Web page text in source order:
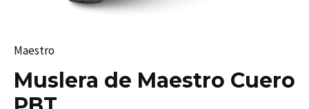
Maestro
Muslera de Maestro Cuero